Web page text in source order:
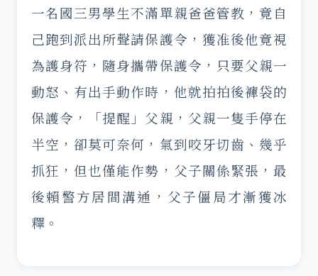
一名國三男學生不滿單親爸爸管教，竟自
己跑到派出所聲請保護令，獲准後他竟視
為護身符，隨身攜帶保護令，只要父親一
動怒、有出手動作時，他就拍拍後褲袋的
保護令，「提醒」父親，父親一隻手停在
半空，卻莫可奈何，氣到咬牙切齒、幾乎
抓狂，但也僅能作勢，父子關係緊張，最
後賴警方居間溝通，父子僵局才漸獲冰
釋。